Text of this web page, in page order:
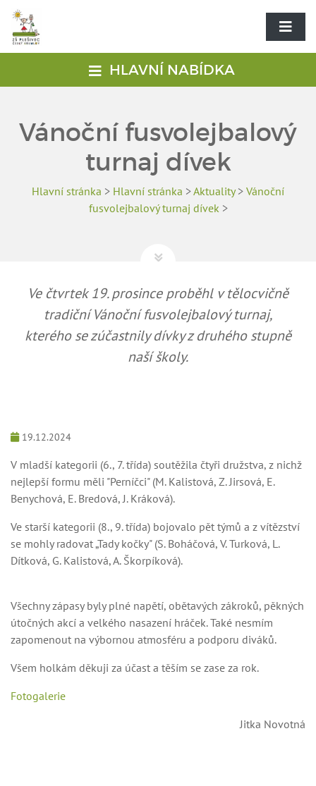
HLAVNÍ NABÍDKA
Vánoční fusvolejbalový
turnaj dívek
Hlavní stránka > Hlavní stránka >Aktuality> Vánoční
fusvolejbalový turnaj dívek>
Ve čtvrtek 19. prosince proběhl v tělocvičně
tradiční Vánoční fusvolejbalový turnaj,
kterého se zúčastnily dívky z druhého stupně
naší školy.
19.12.2024
V mladší kategorii (6., 7. třída) soutěžila čtyři družstva, z nichž
nejlepší formu měli "Perníčci" (M. Kalistová, Z. Jirsová, E.
Benychová, E. Bredová, J. Kráková).
Ve starší kategorii (8., 9. třída) bojovalo pět týmů a z vítězství
se mohly radovat „Tady kočky" (S. Boháčová, V. Turková, L.
Dítková, G. Kalistová, A. Škorpíková).
Všechny zápasy byly plné napětí, obětavých zákroků, pěkných
útočných akcí a velkého nasazení hráček. Také nesmím
zapomenout na výbornou atmosféru a podporu diváků.
Všem holkám děkuji za účast a těším se zase za rok.
Fotogalerie
Jitka Novotná